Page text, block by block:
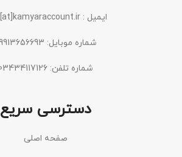
ایمیل : info[at]kamyaraccount.ir
شماره موبایل: 09913656693
شماره تلفن: 03434117126
دسترسی سریع
صفحه اصلی